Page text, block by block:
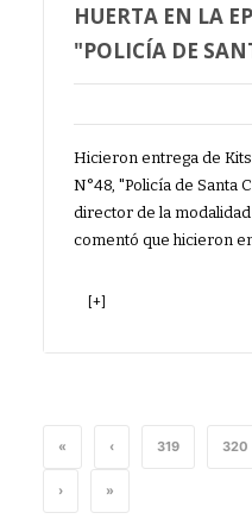
HUERTA EN LA
"POLICÍA DE
Hicieron entrega de Kits
N°48, "Policía de Santa
director de la
comentó que hicieron
[+]
« ‹ 319 320
› »